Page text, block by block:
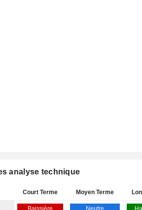
analyse technique
Court Terme Moyen Terme
Baissière Neutre